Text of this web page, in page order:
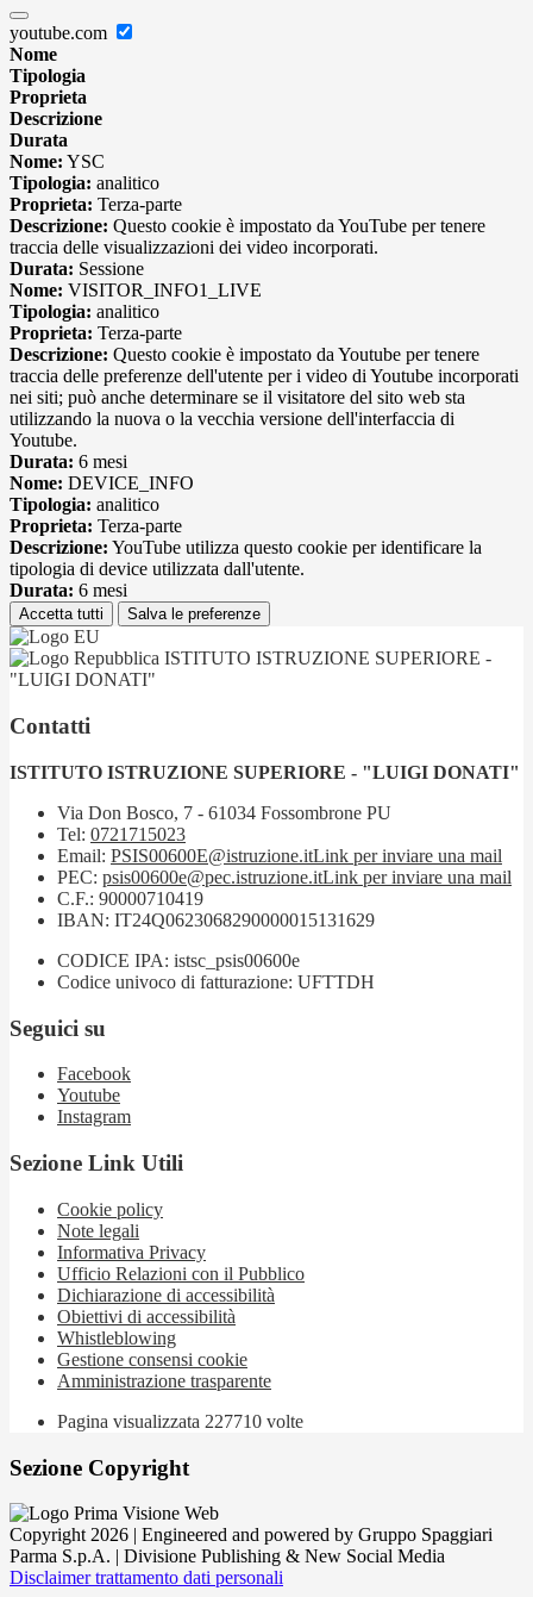
youtube.com
Nome
Tipologia
Proprieta
Descrizione
Durata
Nome: YSC
Tipologia: analitico
Proprieta: Terza-parte
Descrizione: Questo cookie è impostato da YouTube per tenere
traccia delle visualizzazioni dei video incorporati.
Durata: Sessione
Nome: VISITOR_INFO1_LIVE
Tipologia: analitico
Proprieta: Terza-parte
Descrizione: Questo cookie è impostato da Youtube per tenere
traccia delle preferenze dell'utente per i video di Youtube incorporati
nei siti; può anche determinare se il visitatore del sito web sta
utilizzando la nuova o la vecchia versione dell'interfaccia di
Youtube.
Durata: 6 mesi
Nome: DEVICE_INFO
Tipologia: analitico
Proprieta: Terza-parte
Descrizione: YouTube utilizza questo cookie per identificare la
tipologia di device utilizzata dall'utente.
Durata: 6 mesi
Accetta tutti Salva le preferenze
ISTITUTO ISTRUZIONE SUPERIORE -
"LUIGI DONATI"
Contatti
ISTITUTO ISTRUZIONE SUPERIORE - "LUIGI DONATI"
Via Don Bosco, 7 - 61034 Fossombrone PU
Tel: 0721715023
Email: PSIS00600E@istruzione.itLink per inviare una mail
PEC: psis00600e@pec.istruzione.itLink per inviare una mail
C.F.: 90000710419
IBAN: IT24Q0623068290000015131629
CODICE IPA: istsc_psis00600e
Codice univoco di fatturazione: UFTTDH
Seguici su
Facebook
Youtube
Instagram
Sezione Link Utili
Cookie policy
Note legali
Informativa Privacy
Ufficio Relazioni con il Pubblico
Dichiarazione di accessibilità
Obiettivi di accessibilità
Whistleblowing
Gestione consensi cookie
Amministrazione trasparente
Pagina visualizzata 227710 volte
Sezione Copyright
Copyright 2026 | Engineered and powered by Gruppo Spaggiari
Parma S.p.A. | Divisione Publishing & New Social Media
Disclaimer trattamento dati personali